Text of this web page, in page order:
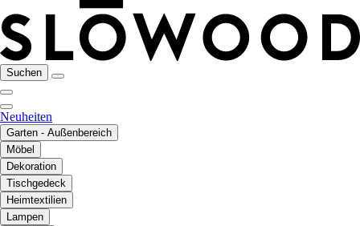
Suchen
Neuheiten
Garten - Außenbereich
Möbel
Dekoration
Tischgedeck
Heimtextilien
Lampen